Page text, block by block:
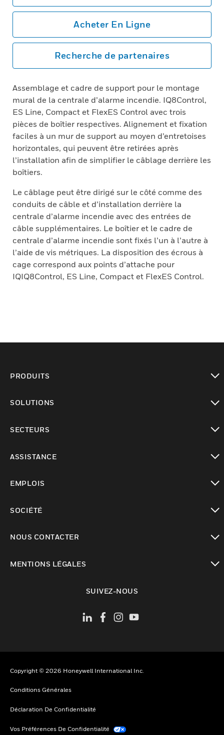
Acheter En Ligne
Recherche de partenaires
Assemblage et cadre de support pour le montage
mural de la centrale d’alarme incendie. IQ8Control,
ES Line, Compact et FlexES Control avec trois
pièces de boîtier respectives. Alignement et fixation
faciles à un mur de support au moyen d’entretoises
horizontales, qui peuvent être retirées après
l’installation afin de simplifier le câblage derrière les
boîtiers.
Le câblage peut être dirigé sur le côté comme des
conduits de câble et d’installation derrière la
centrale d’alarme incendie avec des entrées de
câble supplémentaires. Le boîtier et le cadre de
centrale d’alarme incendie sont fixés l’un à l’autre à
l’aide de vis métriques. La disposition des écrous à
cage correspond aux points d’attache pour
IQIQ8Control, ES Line, Compact et FlexES Control.
PRODUITS
SOLUTIONS
SECTEURS
ASSISTANCE
EMPLOIS
SOCIÉTÉ
NOUS CONTACTER
MENTIONS LÉGALES
SUIVEZ-NOUS
Copyright © 2026 Honeywell International Inc.
Conditions Générales
Déclaration De Confidentialité
Vos Préférences De Confidentialité